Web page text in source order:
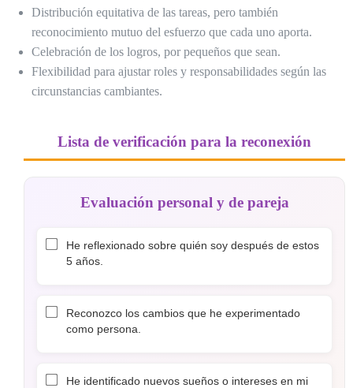
Distribución equitativa de las tareas, pero también
reconocimiento mutuo del esfuerzo que cada uno aporta.
Celebración de los logros, por pequeños que sean.
Flexibilidad para ajustar roles y responsabilidades según las
circunstancias cambiantes.
Lista de verificación para la reconexión
Evaluación personal y de pareja
He reflexionado sobre quién soy después de estos
5 años.
Reconozco los cambios que he experimentado
como persona.
He identificado nuevos sueños o intereses en mi